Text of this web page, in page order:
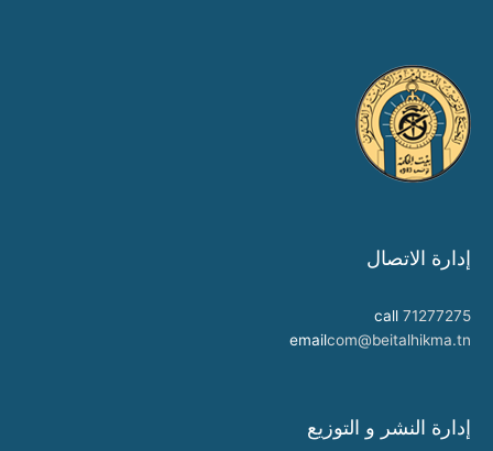
إدارة الاتصال
call 71277275
emailcom@beitalhikma.tn
إدارة النشر و التوزيع